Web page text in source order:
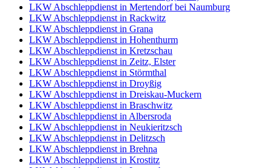
LKW Abschleppdienst in Mertendorf bei Naumburg
LKW Abschleppdienst in Rackwitz
LKW Abschleppdienst in Grana
LKW Abschleppdienst in Hohenthurm
LKW Abschleppdienst in Kretzschau
LKW Abschleppdienst in Zeitz, Elster
LKW Abschleppdienst in Störmthal
LKW Abschleppdienst in Droyßig
LKW Abschleppdienst in Dreiskau-Muckern
LKW Abschleppdienst in Braschwitz
LKW Abschleppdienst in Albersroda
LKW Abschleppdienst in Neukieritzsch
LKW Abschleppdienst in Delitzsch
LKW Abschleppdienst in Brehna
LKW Abschleppdienst in Krostitz